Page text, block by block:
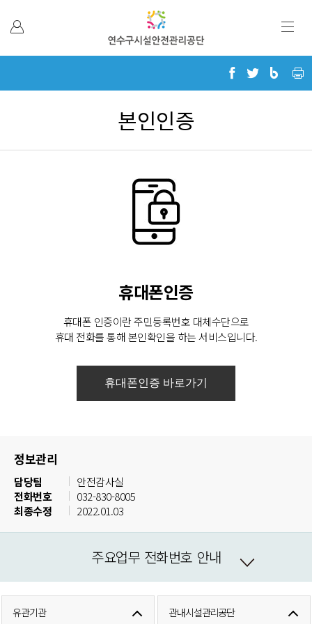
본인인증
휴대폰인증
휴대폰 인증이란 주민등록번호 대체수단으로
휴대 전화를 통해 본인확인을 하는 서비스입니다.
정보관리
담당팀
안전감사실
전화번호
032-830-8005
최종수정
2022.01.03
주요업무 전화번호 안내
유관기관 관내시설관리공단